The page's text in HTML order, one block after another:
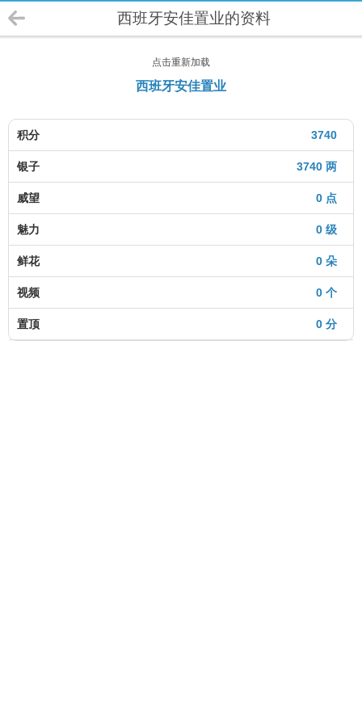
西班牙安佳置业的资料
点击重新加载
西班牙安佳置业
3740
积分
3740 两
银子
0 点
威望
0 级
魅力
0 朵
鲜花
0 个
视频
0 分
置顶